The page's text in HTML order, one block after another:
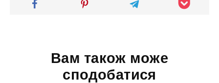
Вам також може
сподобатися